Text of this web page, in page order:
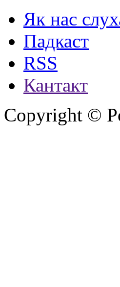
Як нас
Падкаст
RSS
Кантакт
Copyright ©